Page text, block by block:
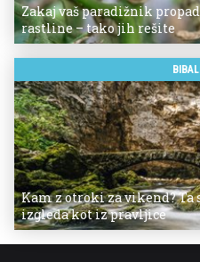
Zakaj vaš paradižnik
rastline – tako jih rešite
Kam z otroki za vikend?
izgleda kot iz pravljice